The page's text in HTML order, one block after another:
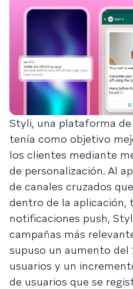
Styli, una plataforma
tenía como objetivo
los clientes mediante
de personalización. Al
de canales cruzados
dentro de la aplicación,
notificaciones push,
campañas más
supuso un aumento del
usuarios y un
de usuarios que se